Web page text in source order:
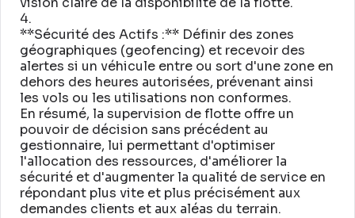
4.
**Sécurité des Actifs :** Définir des zones
géographiques (geofencing) et recevoir des
alertes si un véhicule entre ou sort d'une zone en
dehors des heures autorisées, prévenant ainsi
les vols ou les utilisations non conformes.
En résumé, la supervision de flotte offre un
pouvoir de décision sans précédent au
gestionnaire, lui permettant d'optimiser
l'allocation des ressources, d'améliorer la
sécurité et d'augmenter la qualité de service en
répondant plus vite et plus précisément aux
demandes clients et aux aléas du terrain.